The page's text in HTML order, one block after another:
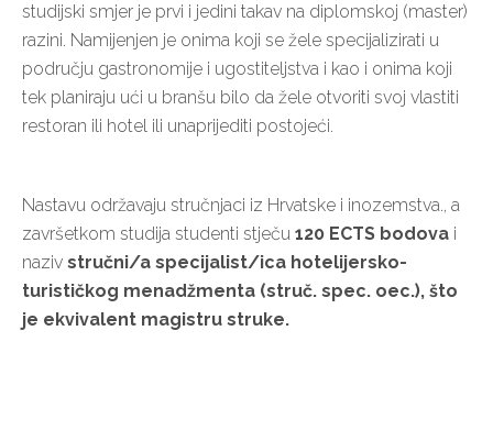
studijski smjer je prvi i jedini takav na diplomskoj (master)
razini. Namijenjen je onima koji se žele specijalizirati u
području gastronomije i ugostiteljstva i kao i onima koji
tek planiraju ući u branšu bilo da žele otvoriti svoj vlastiti
restoran ili hotel ili unaprijediti postojeći.
Nastavu održavaju stručnjaci iz Hrvatske i inozemstva., a
završetkom studija studenti stječu 120 ECTS bodova i
naziv stručni/a specijalist/ica hotelijersko-
turističkog menadžmenta (struč. spec. oec.), što
je ekvivalent magistru struke.